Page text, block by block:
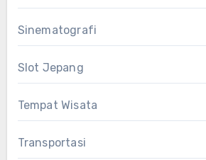
Sinematografi
Slot Jepang
Tempat Wisata
Transportasi